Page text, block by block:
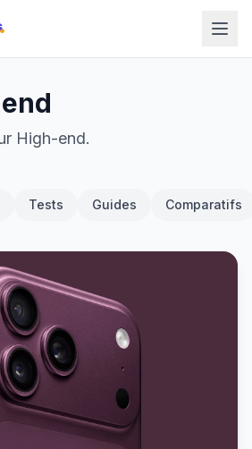
High-end.
Tests Guides Comparatifs